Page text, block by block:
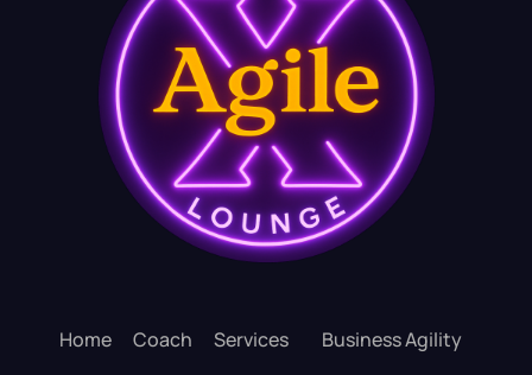
Home Coach Services Business Agility